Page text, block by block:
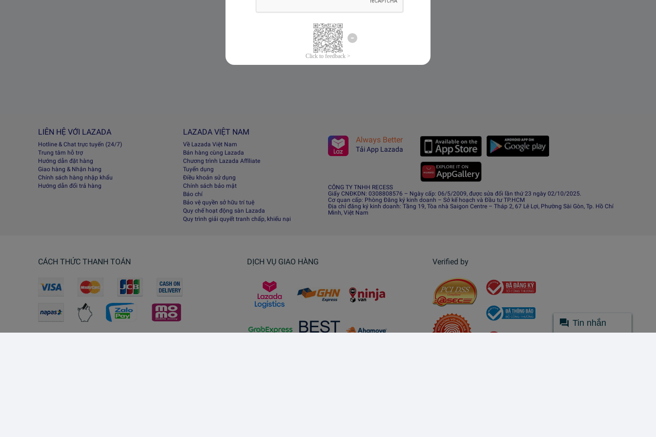
LIÊN HỆ VỚI LAZADA
Hotline & Chat trực tuyến (24/7)
Trung tâm hỗ trợ
Hướng dẫn đặt hàng
Giao hàng & Nhận hàng
Chính sách hàng nhập khẩu
Hướng dẫn đổi trả hàng
LAZADA VIỆT NAM
Về Lazada Việt Nam
Bán hàng cùng Lazada
Chương trình Lazada Afﬁliate
Tuyển dụng
Điều khoản sử dụng
Chính sách bảo mật
Báo chí
Bảo vệ quyền sở hữu trí tuệ
Quy chế hoạt động sàn Lazada
Quy trình giải quyết tranh chấp, khiếu nại
Always Better
Tải App Lazada
CÔNG TY TNHH RECESS
Giấy CNĐKDN: 0308808576 – Ngày cấp: 06/5/2009, được sửa đổi lần thứ 23 ngày 02/10/2025.
Cơ quan cấp: Phòng Đăng ký kinh doanh – Sở kế hoạch và Đầu tư TP.HCM
Địa chỉ đăng ký kinh doanh: Tầng 19, Tòa nhà Saigon Centre – Tháp 2, 67 Lê Lợi, Phường Sài Gòn, Tp. Hồ Chí
Minh, Việt Nam
CÁCH THỨC THANH TOÁN DỊCH VỤ GIAO HÀNG Verified by
Tin nhắn